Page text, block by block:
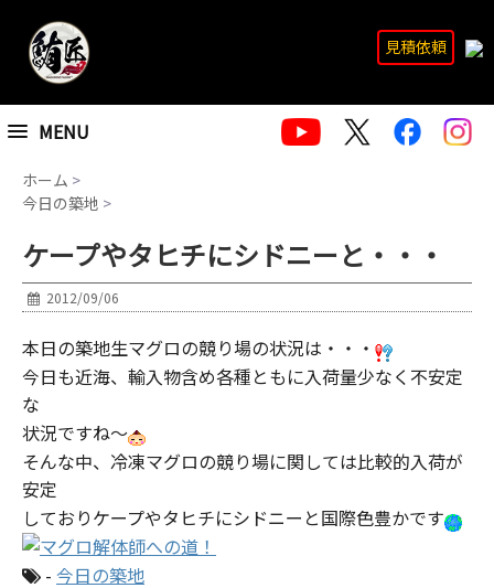
MENU
見積依頼
ホーム >
今日の築地 >
ケープやタヒチにシドニーと・・・
2012/09/06
本日の築地生マグロの競り場の状況は・・・
今日も近海、輸入物含め各種ともに入荷量少なく不安定
な
状況ですね～
そんな中、冷凍マグロの競り場に関しては比較的入荷が
安定
しておりケープやタヒチにシドニーと国際色豊かです
- 今日の築地